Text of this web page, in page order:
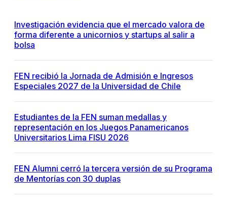
Investigación evidencia que el mercado valora de
forma diferente a unicornios y startups al salir a
bolsa
FEN recibió la Jornada de Admisión e Ingresos
Especiales 2027 de la Universidad de Chile
Estudiantes de la FEN suman medallas y
representación en los Juegos Panamericanos
Universitarios Lima FISU 2026
FEN Alumni cerró la tercera versión de su Programa
de Mentorías con 30 duplas